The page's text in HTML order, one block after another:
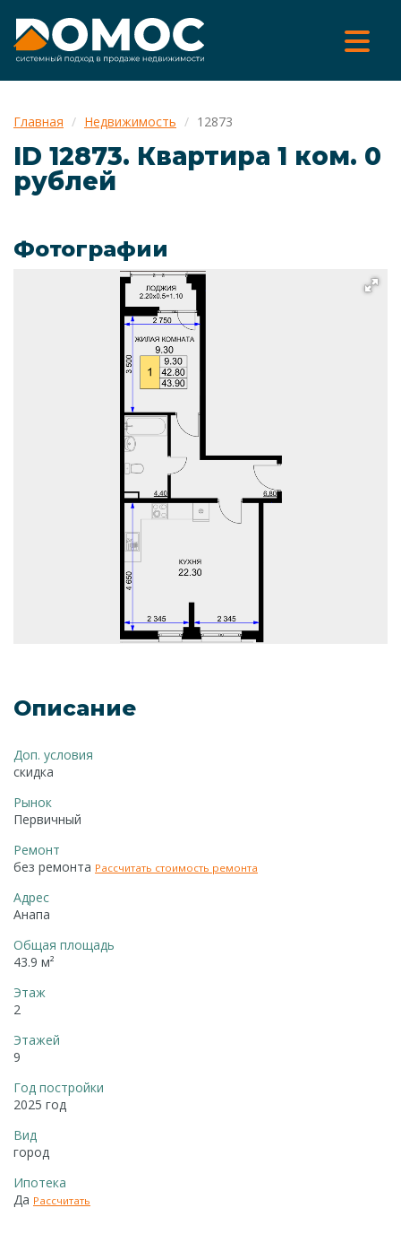
Главная Недвижимость 12873
ID 12873. Квартира 1 ком. 0
рублей
Фотографии
Описание
Доп. условия
скидка
Рынок
Первичный
Ремонт
без ремонта Рассчитать стоимость ремонта
Адрес
Анапа
Общая площадь
43.9 м²
Этаж
2
Этажей
9
Год постройки
2025 год
Вид
город
Ипотека
Да Рассчитать